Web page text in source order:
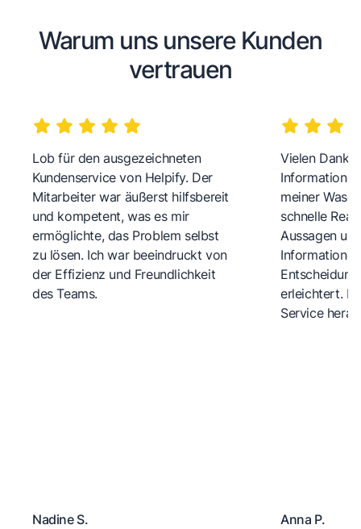
Warum uns unsere Kunden
vertrauen
Lob für den ausgezeichneten
Kundenservice von Helpify. Der
Mitarbeiter war äußerst hilfsbereit
und kompetent, was es mir
ermöglichte, das Problem selbst
zu lösen. Ich war beeindruckt von
der Effizienz und Freundlichkeit
des Teams.
Nadine S.
Vielen Dank
meiner
schnelle
Aussagen
erleichtert.
Service
Anna P.